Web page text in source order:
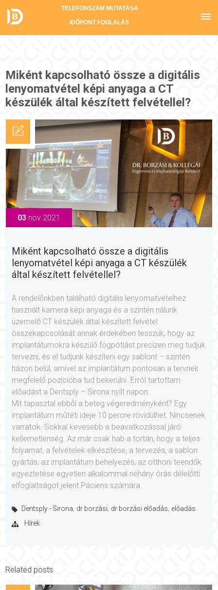
TELEFONSZÁM MUTATÁSA
IDŐPONT FOGLALÁS
Miként kapcsolható össze a digitális
lenyomatvétel képi anyaga a CT
készülék által készített felvétellel?
03 nov 2021
Miként kapcsolható össze a digitális
lenyomatvétel képi anyaga a CT készülék
által készített felvétellel?
A rendelőnkben található digitális lenyomatvételhez
használt kamera képi anyaga és a szintén nálunk
üzemelő CT készülék által készített felvétel
összekapcsolását annak érdekében tesszük, hogy az
implantátumokra készülő fogpótlást precízen meg tudjuk
tervezni, és el tudjunk készíteni egy sablont – szintén
házon belül, amivel az implantátum pontosan a tervnek
megfelelő pozícióba tud bekerülni. Erról tartottam
előadást a Dentsply – Sirona nyílt napon.
Mit tapasztal ebből a beteg végeredményként? Egy
implantátum műtéti ideje 10 percre rövidülhet. Nincsenek
varratok. Sokkal kevesebb a beavatkozással járó
kellemetlenség. Az már csak hab a tortán, hogy a teljes
folyamat, a felvételek elkészítése, a tervezés, a sablon
gyártás, az implantátum behelyezés, az otthoni teendők
egyeztetése egyetlen alkalommal néhány órás délelőtti
elfoglaltságot jelent Páciens számára.
Dentsply - Sirona, dr borzási, dr borzási előadás, előadás
Hírek
Related posts